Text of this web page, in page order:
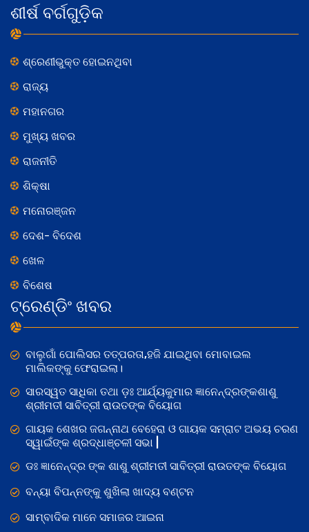
ଶୀର୍ଷ ବର୍ଗଗୁଡ଼ିକ
ଶ୍ରେଣୀଭୁକ୍ତ ହୋଇନଥିବା
ରାଜ୍ୟ
ମହାନଗର
ମୁଖ୍ୟ ଖବର
ରାଜନୀତି
ଶିକ୍ଷା
ମନୋରଞ୍ଜନ
ଦେଶ- ବିଦେଶ
ଖେଳ
ବିଶେଷ
ଟ୍ରେଣ୍ଡିଂ ଖବର
ବାଲୁଗାଁ ପୋଲିସର ତତ୍‌ପରତା,ହଜି ଯାଇଥିବା ମୋବାଇଲ
ମାଲିକଙ୍କୁ ଫେରାଇଲା।
ସାରସ୍ୱତ ସାଧିକା ତଥା ଡ଼ଃ ଆର୍ଯ୍ୟକୁମାର ଜ୍ଞାନେନ୍ଦ୍ରଙ୍କଶାଶୁ
ଶ୍ରୀମତୀ ସାବିତ୍ରୀ ରାଉତଙ୍କ ବିୟୋଗ
ଗାୟକ ଶେଖର ଜଗନ୍ନାଥ ବେହେରା ଓ ଗାୟକ ସମ୍ରାଟ ଅଭୟ ଚରଣ
ସ୍ୱାଇଁଙ୍କ ଶ୍ରଦ୍ଧାଞ୍ଚଳୀ ସଭା |
ଡଃ ଜ୍ଞାନେନ୍ଦ୍ର ଙ୍କ ଶାଶୁ ଶ୍ରୀମତୀ ସାବିତ୍ରୀ ରାଉତଙ୍କ ବିୟୋଗ
ବନ୍ୟା ବିପନ୍ନଙ୍କୁ ଶୁଖିଲା ଖାଦ୍ୟ ବଣ୍ଟନ
ସାମ୍ବାଦିକ ମାନେ ସମାଜର ଆଇନା